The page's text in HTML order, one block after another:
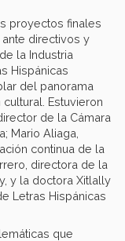
proyectos finales
ante directivos y
la Industria
Hispánicas
del panorama
Estuvieron
de la Cámara
Mario Aliaga,
continua de la
directora de la
y la doctora Xitlally
Letras Hispánicas
que